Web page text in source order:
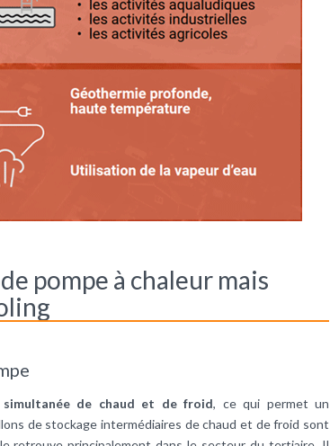
pompe à chaleur mais
simultanée de chaud et de froid, ce qui permet un
de stockage intermédiaires de chaud et de froid sont